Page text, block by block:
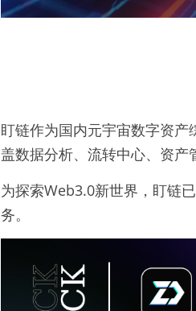
盯链作为国内元宇宙数字资
盖数据分析、流转中心、资产
为探索Web3.0新世界，盯链
务。